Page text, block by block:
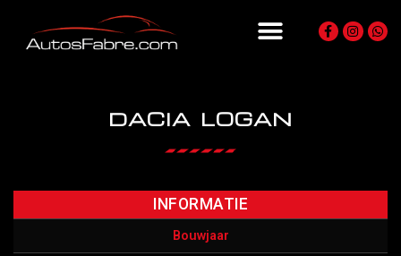
DACIA LOGAN
INFORMATIE
Bouwjaar